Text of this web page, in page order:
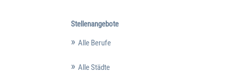
Stellenangebote
Alle Berufe
Alle Städte